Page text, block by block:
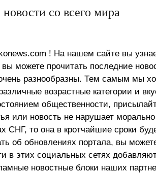
со всего мира
! На нашем сайте вы
можете прочитать последние
разнообразны. Тем самым мы
возрастные категории и
общественности,
или новость не нарушает морально
СНГ, то она в кротчайшие сроки
об обновлениях портала, вы
в этих социальных сетях
новостные блоки наших